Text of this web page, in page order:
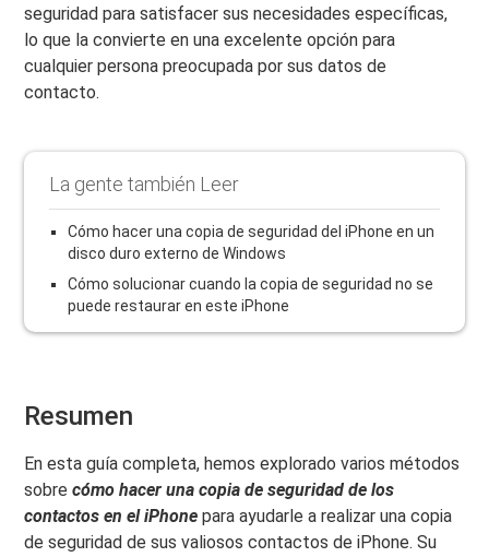
seguridad para satisfacer sus necesidades específicas,
lo que la convierte en una excelente opción para
cualquier persona preocupada por sus datos de
contacto.
La gente también Leer
Cómo hacer una copia de seguridad del iPhone en un
disco duro externo de Windows
Cómo solucionar cuando la copia de seguridad no se
puede restaurar en este iPhone
Resumen
En esta guía completa, hemos explorado varios métodos
sobrecómo hacer una copia de seguridad de los
contactos en el iPhone para ayudarle a realizar una copia
de seguridad de sus valiosos contactos de iPhone. Su